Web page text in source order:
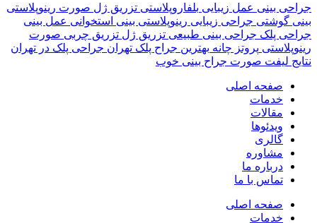
جراحی بینی عمل زیبایی بلفاروپلاستی تزریق ژل صورت رینوپلاستی
بینی گوشتی جراحی زیبایی رینوپلاستی بینی استخوانی عمل بینی
جراحی پلک جراحی بینی طبیعی تزریق ژل تزریق چربی صورت
رینوپلاستی پروتز چانه بهترین جراح پلک تهران جراحی پلک در تهران
نتایج لیفت صورت جراح بینی خوب
صفحه اصلی
خدمات
مقالات
ویدئوها
گالری
مشاوره
درباره ما
تماس با ما
صفحه اصلی
خدمات